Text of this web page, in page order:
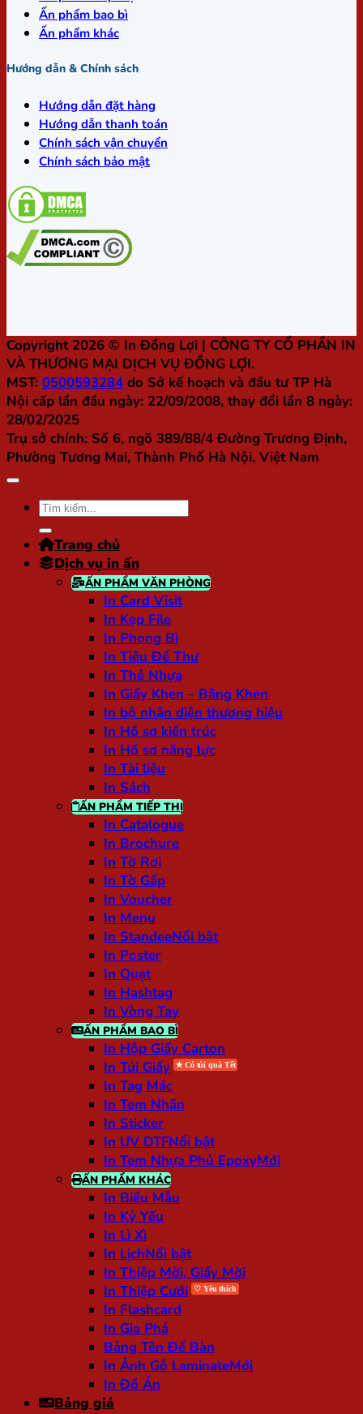
Ấn phẩm bao bì
Ấn phẩm khác
Hướng dẫn & Chính sách
Hướng dẫn đặt hàng
Hướng dẫn thanh toán
Chính sách vận chuyển
Chính sách bảo mật
Copyright 2026 © In Đồng Lợi | CÔNG TY CỔ PHẦN IN
VÀ THƯƠNG MẠI DỊCH VỤ ĐỒNG LỢI.
MST: 0500593284 do Sở kế hoạch và đầu tư TP Hà
Nội cấp lần đầu ngày: 22/09/2008, thay đổi lần 8 ngày:
28/02/2025
Trụ sở chính: Số 6, ngõ 389/88/4 Đường Trương Định,
Phường Tương Mai, Thành Phố Hà Nội, Việt Nam
Tìm
kiếm:
Trang chủ
Dịch vụ in ấn
ẤN PHẨM VĂN PHÒNG
In Card Visit
In Kẹp File
In Phong Bì
In Tiêu Đề Thư
In Thẻ Nhựa
In Giấy Khen – Bằng Khen
In bộ nhận diện thương hiệu
In Hồ sơ kiến trúc
In Hồ sơ năng lực
In Tài liệu
In Sách
ẤN PHẨM TIẾP THỊ
In Catalogue
In Brochure
In Tờ Rơi
In Tờ Gấp
In Voucher
In Menu
In Standee
In Poster
In Quạt
In Hashtag
In Vòng Tay
ẤN PHẨM BAO BÌ
In Hộp Giấy Carton
In Túi Giấy
In Tag Mác
In Tem Nhãn
In Sticker
In UV DTF
In Tem Nhựa Phủ Epoxy
ẤN PHẨM KHÁC
In Biểu Mẫu
In Kỷ Yếu
In Lì Xì
In Lịch
In Thiệp Mời, Giấy Mời
In Thiệp Cưới
In Flashcard
In Gia Phả
Bảng Tên Để Bàn
In Ảnh Gỗ Laminate
In Đồ Án
Bảng giá